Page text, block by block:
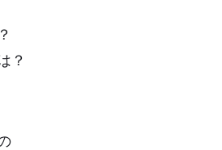
？